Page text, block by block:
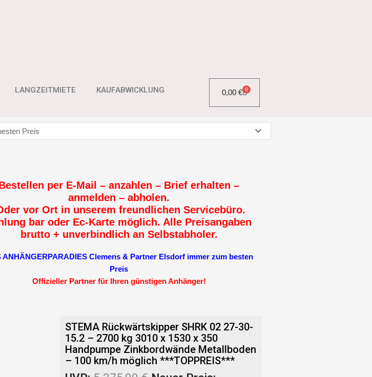
LANGZEITMIETE KAUFABWICKLUNG 0,00 € 0
WARENKORB
per E-Mail – anzahlen – Brief erhalten –
anmelden – abholen.
vor Ort in unserem freundlichen Servicebüro.
bar oder Ec-Karte möglich. Alle Preisangaben
brutto + unverbindlich an Selbstabholer.
ANHÄNGERPARADIES Clemens & Partner Elsdorf immer zum besten
Preis
Offizieller Partner für Ihren günstigen Anhänger!
STEMA Rückwärtskipper SHRK 02 27-30-
15.2 – 2700 kg 3010 x 1530 x 350
Handpumpe Zinkbordwände Metallboden
– 100 km/h möglich ***TOPPREIS***